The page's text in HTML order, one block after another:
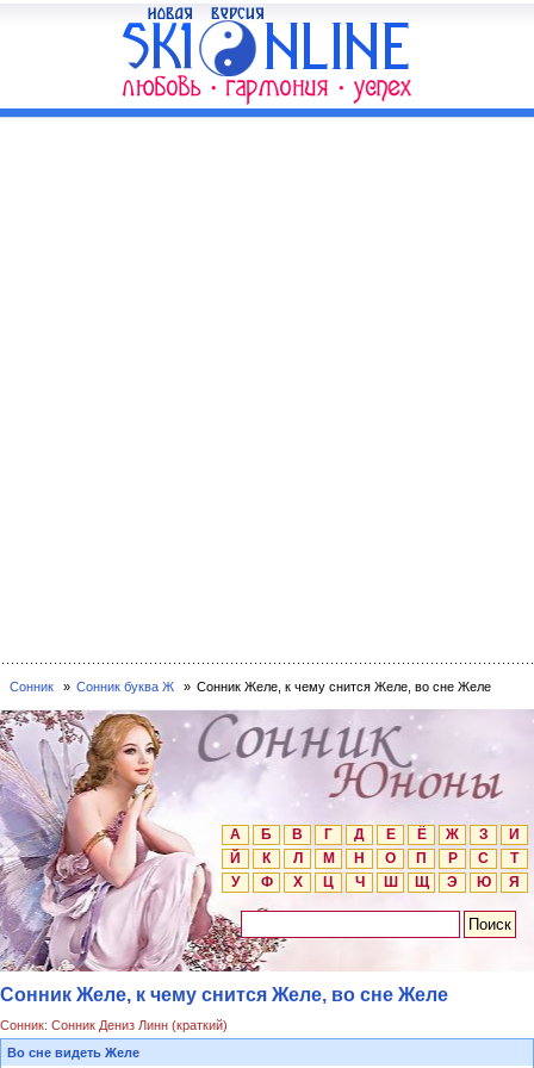
Сонник Сонник буква Ж Сонник Желе, к чему снится Желе, во сне Желе
А Б В Г Д Е Ё Ж З
И
Й
К Л М Н О П Р С
Т
У
Ф Х Ц Ч Ш Щ Э Ю Я
Сонник Желе, к чему снится Желе, во сне Желе
Сонник: Сонник Дениз Линн (краткий)
Во сне видеть Желе